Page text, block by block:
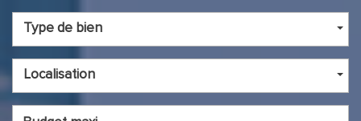
Type de bien
Localisation